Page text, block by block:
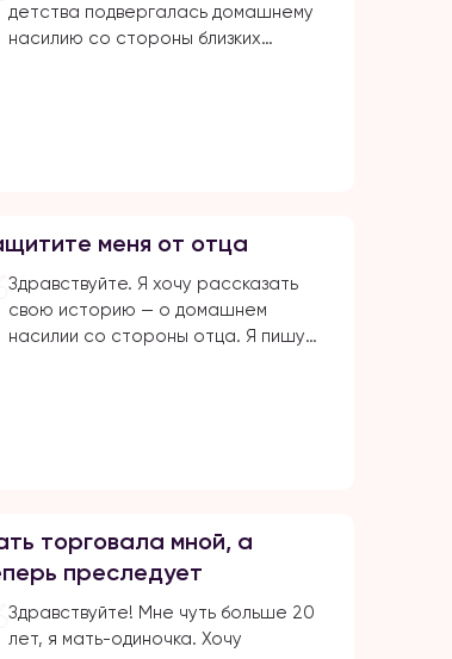
детства подвергалась домашнему
насилию со стороны близких
нашего блага. Однако, этого блага
совершенно нет […]
меня от отца
Здравствуйте. Я хочу рассказать
свою историю — о домашнем
насилии со стороны отца. Я пишу
всю жизнь терпела […]
торговала мной, а
преследует
Здравствуйте! Мне чуть больше 20
лет, я мать-одиночка. Хочу